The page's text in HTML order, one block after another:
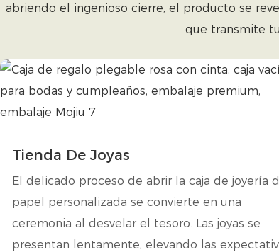
abriendo el ingenioso cierre, el producto se
que transmite
Tienda De Joyas
El delicado proceso de abrir la caja de joyería
papel personalizada se convierte en una
ceremonia al desvelar el tesoro. Las joyas se
presentan lentamente, elevando las